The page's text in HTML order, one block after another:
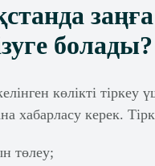
болады?
көлікті
хабарласу керек.
төлеу;